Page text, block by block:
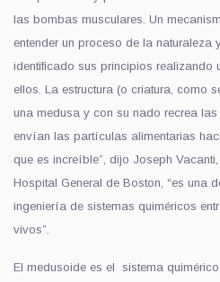
las bombas musculares. Un
entender un proceso de la naturaleza
identificado sus principios realizando
ellos. La estructura (o criatura, como
una medusa y con su nado recrea
envían las partículas alimentarias
que es increíble”, dijo Joseph
Hospital General de Boston, “es una
ingeniería de sistemas quiméricos
vivos”.
El medusoide es el sistema